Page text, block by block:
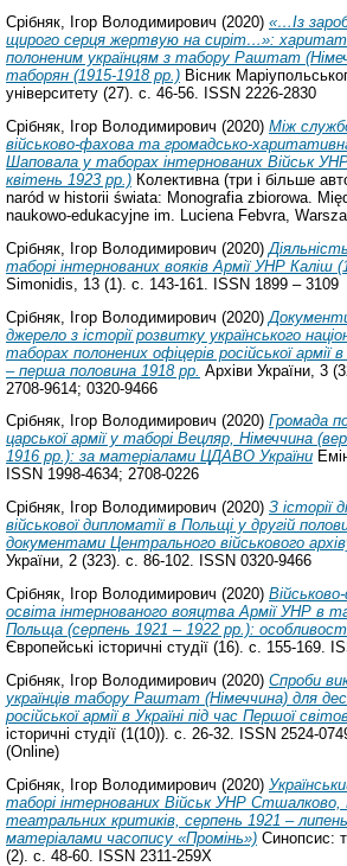
Срібняк, Ігор Володимирович (2020) «…Із
щирого серця жертвую на сиріт…»:
полоненим українцям з табору Раштат
таборян (1915-1918 рр.) Вісник
університету (27). с. 46-56. ISSN 2226-2830
Срібняк, Ігор Володимирович (2020) Між
військово-фахова та громадсько-
Шаповала у таборах інтернованих Військ
квітень 1923 рр.) Колективна (три і більше
naród w historii świata: Monografia zbiorowa.
naukowo-edukacyjne im. Luciena Febvra,
Срібняк, Ігор Володимирович (2020)
таборі інтернованих вояків Армії УНР Каліш
Simonidis, 13 (1). с. 143-161. ISSN 1899 – 3109
Срібняк, Ігор Володимирович (2020)
джерело з історії розвитку українського
таборах полонених офіцерів російської
– перша половина 1918 рр. Архіви України, 3
2708-9614; 0320-9466
Срібняк, Ігор Володимирович (2020) Громада
царської армії у таборі Вецляр, Німеччина
1916 рр.): за матеріалами ЦДАВО України
ISSN 1998-4634; 2708-0226
Срібняк, Ігор Володимирович (2020) З історії
військової дипломатії в Польщі у другій
документами Центрального військового
України, 2 (323). с. 86-102. ISSN 0320-9466
Срібняк, Ігор Володимирович (2020)
освіта інтернованого вояцтва Армії УНР в
Польща (серпень 1921 – 1922 рр.):
Європейські історичні студії (16). с. 155-169.
Срібняк, Ігор Володимирович (2020) Спроби
українців табору Раштат (Німеччина) для
російської армії в Україні під час Першої
історичні студії (1(10)). с. 26-32. ISSN 2524-
(Online)
Срібняк, Ігор Володимирович (2020)
таборі інтернованих Військ УНР
театральних критиків, серпень 1921 –
матеріалами часопису «Промінь») Синопсис:
(2). с. 48-60. ISSN 2311-259X